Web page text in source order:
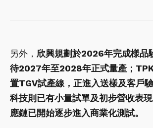
另外， 欣興規劃於2026年完成樣品
待2027年至2028年正式量產；
置TGV試產線，正進入送樣及客戶
科技則已有小量試單及初步營收表
應鏈已開始逐步進入商業化測試。